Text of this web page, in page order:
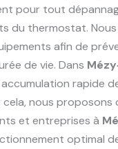
pour tout
du thermostat.
afin de
de vie. Dans
rapide
cela, nous
et entreprises à
optimal